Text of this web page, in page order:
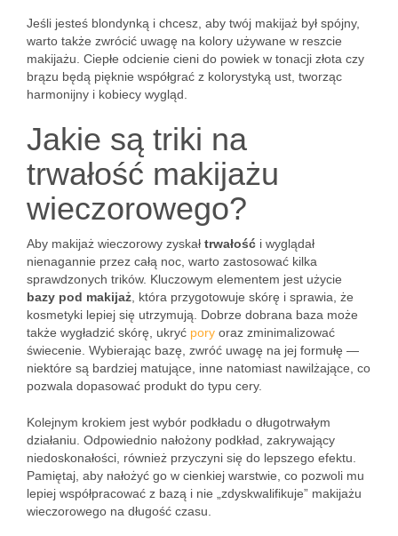
Jeśli jesteś blondynką i chcesz, aby twój makijaż był spójny,
warto także zwrócić uwagę na kolory używane w reszcie
makijażu. Ciepłe odcienie cieni do powiek w tonacji złota czy
brązu będą pięknie współgrać z kolorystyką ust, tworząc
harmonijny i kobiecy wygląd.
Jakie są triki na
trwałość makijażu
wieczorowego?
Aby makijaż wieczorowy zyskał trwałość i wyglądał
nienagannie przez całą noc, warto zastosować kilka
sprawdzonych trików. Kluczowym elementem jest użycie
bazy pod makijaż , która przygotowuje skórę i sprawia, że
kosmetyki lepiej się utrzymują. Dobrze dobrana baza może
także wygładzić skórę, ukryć pory oraz zminimalizować
świecenie. Wybierając bazę, zwróć uwagę na jej formułę —
niektóre są bardziej matujące, inne natomiast nawilżające, co
pozwala dopasować produkt do typu cery.
Kolejnym krokiem jest wybór podkładu o długotrwałym
działaniu. Odpowiednio nałożony podkład, zakrywający
niedoskonałości, również przyczyni się do lepszego efektu.
Pamiętaj, aby nałożyć go w cienkiej warstwie, co pozwoli mu
lepiej współpracować z bazą i nie „zdyskwalifikuje” makijażu
wieczorowego na długość czasu.